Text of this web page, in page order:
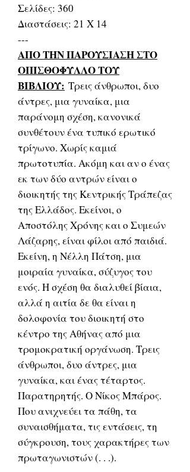
Σελίδες: 360
Διαστάσεις: 21 Χ 14
---
ΑΠΟ ΤΗΝ ΠΑΡΟΥΣΙΑΣΗ ΣΤΟ
ΟΠΙΣΘΟΦΥΛΛΟ ΤΟΥ
ΒΙΒΛΙΟΥ: Τρεις άνθρωποι, δυο
άντρες, μια γυναίκα, μια
παράνομη σχέση, κανονικά
συνθέτουν ένα τυπικό ερωτικό
τρίγωνο. Χωρίς καμιά
πρωτοτυπία. Ακόμη και αν ο ένας
εκ των δύο αντρών είναι ο
διοικητής της Κεντρικής Τράπεζας
της Ελλάδος. Εκείνοι, ο
Αποστόλης Χρόνης και ο Συμεών
Λάζαρης, είναι φίλοι από παιδιά.
Εκείνη, η Νέλλη Πάτση, μια
μοιραία γυναίκα, σύζυγος του
ενός. Η σχέση θα διαλυθεί βίαια,
αλλά η αιτία δε θα είναι η
δολοφονία του διοικητή στο
κέντρο της Αθήνας από μια
τρομοκρατική οργάνωση. Τρεις
άνθρωποι, δυο άντρες, μια
γυναίκα, και ένας τέταρτος.
Παρατηρητής. Ο Νίκος Μπάρος.
Που ανιχνεύει τα πάθη, τα
συναισθήματα, τις εντάσεις, τη
σύγκρουση, τους χαρακτήρες των
πρωταγωνιστών (. . .).